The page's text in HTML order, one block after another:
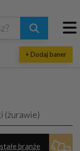
+ Dodaj baner
(żurawie)
branże